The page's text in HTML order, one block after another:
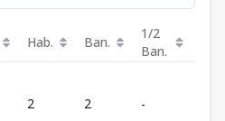
Hab. Ban.
1/2
Ban.
2 2 -